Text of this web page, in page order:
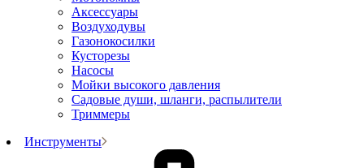
Аксессуары
Воздуходувы
Газонокосилки
Кусторезы
Насосы
Мойки высокого давления
Садовые души, шланги, распылители
Триммеры
Инструменты